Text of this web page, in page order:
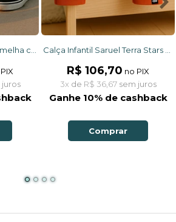
R$ 106,70 no PIX
3x de R$ 36,67sem juros
Ganhe 10% de cashback
Comprar